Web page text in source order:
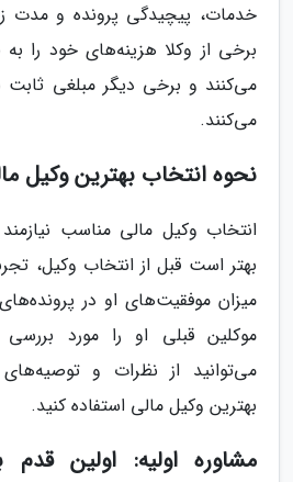
خدمات، پیچیدگی پرونده و مدت
برخی از وکلا هزینه‌های خود را
می‌کنند و برخی دیگر مبلغی ثابت
می‌کنند.
نحوه انتخاب بهترین وکیل
انتخاب وکیل مالی مناسب
بهتر است قبل از انتخاب وکیل،
میزان موفقیت‌های او در
موکلین قبلی او را مورد
می‌توانید از نظرات و
بهترین وکیل مالی استفاده کنید.
مشاوره اولیه: اولین قدم